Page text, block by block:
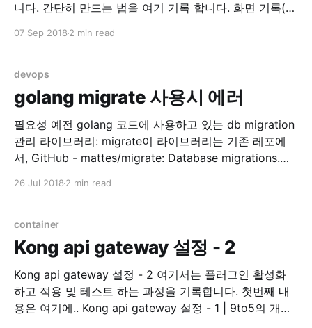
니다. 간단히 만드는 법을 여기 기록 합니다. 화면 기록(실
설정 > 제어 센터 > 제어 항목 사용자화 위의 메뉴로 들어
07 Sep 2018 2 min read
devops
golang migrate 사용시 에러
필요성 예전 golang 코드에 사용하고 있는 db migration
관리 라이브러리: migrate이 라이브러리는 기존 레포에
서, GitHub - mattes/migrate: Database migrations.
Golang library. 기존 코드 수정이 필요해서 README 를
읽기
26 Jul 2018 2 min read
container
Kong api gateway 설정 - 2
Kong api gateway 설정 - 2 여기서는 플러그인 활성화
하고 적용 및 테스트 하는 과정을 기록합니다. 첫번째 내
용은 여기에.. Kong api gateway 설정 - 1 | 9to5의 개발